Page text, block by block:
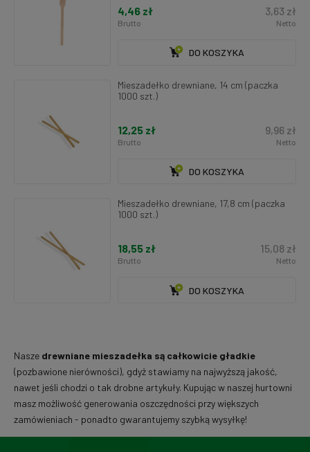
4,46 zł
Brutto
3,63 zł
Netto
DO KOSZYKA
Mieszadełko drewniane, 14 cm (paczka
1000 szt.)
12,25 zł
Brutto
9,96 zł
Netto
DO KOSZYKA
Mieszadełko drewniane, 17,8 cm (paczka
1000 szt.)
18,55 zł
Brutto
15,08 zł
Netto
DO KOSZYKA
Nasze drewniane mieszadełka są całkowicie gładkie
(pozbawione nierówności), gdyż stawiamy na najwyższą jakość,
nawet jeśli chodzi o tak drobne artykuły. Kupując w naszej hurtowni
masz możliwość generowania oszczędności przy większych
zamówieniach - ponadto gwarantujemy szybką wysyłkę!